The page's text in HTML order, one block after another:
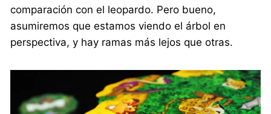
comparación con el leopardo. Pero bueno,
asumiremos que estamos viendo el árbol en
perspectiva, y hay ramas más lejos que otras.